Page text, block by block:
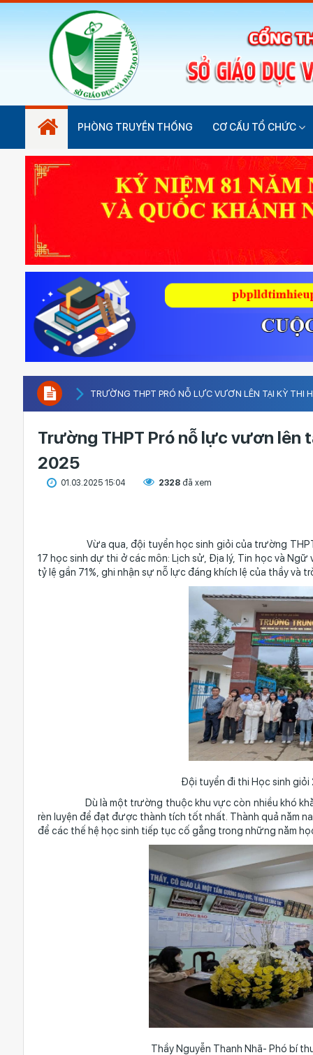
PHÒNG TRUYỀN THỐNG CƠ CẤU TỔ CHỨC
TRƯỜNG THPT PRÓ NỖ LỰC VƯƠN LÊN TẠI KỲ
Trường THPT Pró nỗ lực vươn lên
2025
01.03.2025 15:04 2328 đã xem
Vừa qua, đội tuyển học sinh giỏi của trường THPT
17 học sinh dự thi ở các môn: Lịch sử, Địa lý, Tin học và Ngữ
tỷ lệ gần 71%, ghi nhận sự nỗ lực đáng khích lệ của thầy và
Đội tuyển đi thi Học sinh
Dù là một trường thuộc khu vực còn nhiều khó khăn,
rèn luyện để đạt được thành tích tốt nhất. Thành quả năm
để các thế hệ học sinh tiếp tục cố gắng trong những năm
Thầy Nguyễn Thanh Nhã- Phó bí